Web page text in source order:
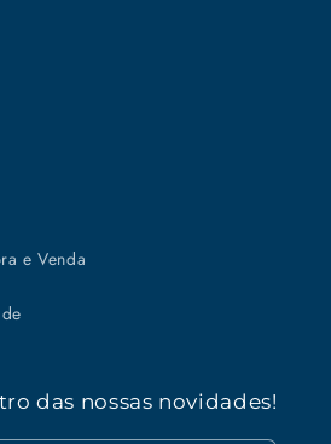
e Venda
das nossas novidades!